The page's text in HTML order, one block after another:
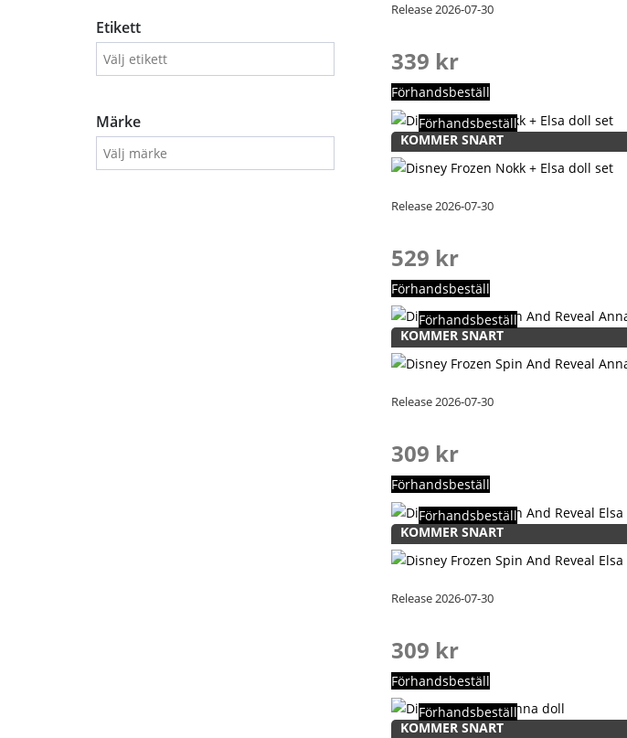
Release 2026-07-30
339 kr
Förhandsbeställ
KOMMER SNART
Release 2026-07-30
Förhandsbeställ
529 kr
Förhandsbeställ
KOMMER SNART
Release 2026-07-30
Förhandsbeställ
309 kr
Förhandsbeställ
KOMMER SNART
Release 2026-07-30
Förhandsbeställ
309 kr
Förhandsbeställ
KOMMER SNART
Förhandsbeställ
Etikett
Märke